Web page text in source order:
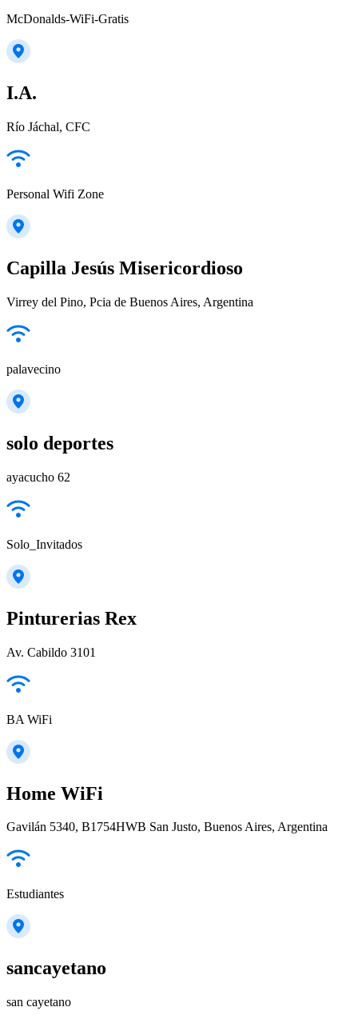
McDonalds-WiFi-Gratis
I.A.
Río Jáchal, CFC
Personal Wifi Zone
Capilla Jesús Misericordioso
Virrey del Pino, Pcia de Buenos Aires, Argentina
palavecino
solo deportes
ayacucho 62
Solo_Invitados
Pinturerias Rex
Av. Cabildo 3101
BA WiFi
Home WiFi
Gavilán 5340, B1754HWB San Justo, Buenos Aires, Argentina
Estudiantes
sancayetano
san cayetano